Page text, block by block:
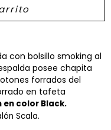
con bolsillo smoking al
posee chapita
forrados del
en tafeta
color Black.
Scala.